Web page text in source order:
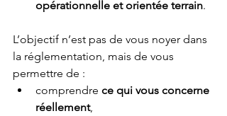
opérationnelle et orientée terrain.
L’objectif n’est pas de vous noyer dans
la réglementation, mais de vous
permettre de :
comprendre ce qui vous concerne
réellement,